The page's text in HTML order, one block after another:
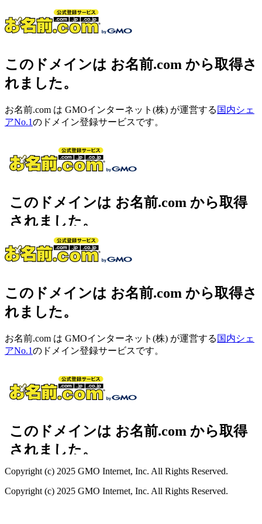
このドメインは お名前.com から取得さ
れました。
お名前.com は GMOインターネット(株) が運営する 国内シェ
アNo.1のドメイン登録サービスです。
このドメインは お名前.com から取得さ
れました。
お名前.com は GMOインターネット(株) が運営する 国内シェ
アNo.1のドメイン登録サービスです。
Copyright (c) 2025 GMO Internet, Inc. All Rights Reserved.
Copyright (c) 2025 GMO Internet, Inc. All Rights Reserved.